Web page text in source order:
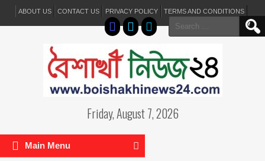
ABOUT US CONTACT US PRIVACY POLICY TERMS AND CONDITIONS
Search
for:
Friday, August 7, 2026
Main Menu